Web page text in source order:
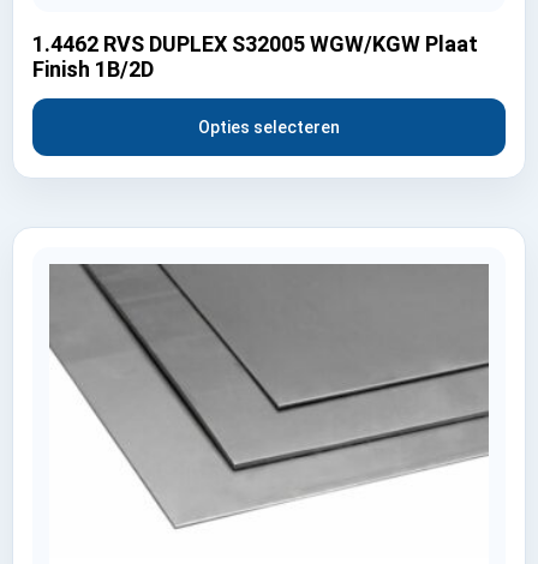
1.4462 RVS DUPLEX S32005 WGW/KGW Plaat
Finish 1B/2D
Opties selecteren